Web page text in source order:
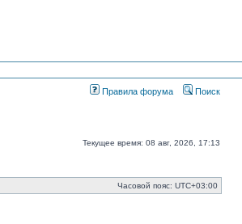
Правила форума Поиск
Текущее время: 08 авг, 2026, 17:13
Часовой пояс: UTC+03:00